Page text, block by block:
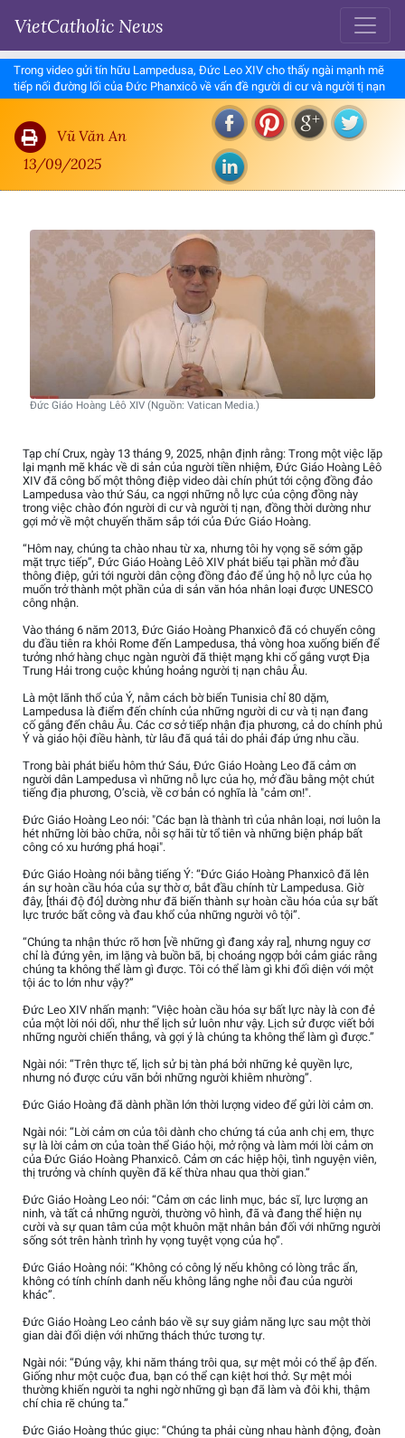
VietCatholic News
Trong video gửi tín hữu Lampedusa, Đức Leo XIV cho thấy ngài mạnh mẽ
tiếp nối đường lối của Đức Phanxicô về vấn đề người di cư và người tị nạn
Vũ Văn An
13/09/2025
Đức Giáo Hoàng Lêô XIV (Nguồn: Vatican Media.)
Tạp chí Crux, ngày 13 tháng 9, 2025, nhận định rằng: Trong một việc lặp
lại mạnh mẽ khác về di sản của người tiền nhiệm, Đức Giáo Hoàng Lêô
XIV đã công bố một thông điệp video dài chín phút tới cộng đồng đảo
Lampedusa vào thứ Sáu, ca ngợi những nỗ lực của cộng đồng này
trong việc chào đón người di cư và người tị nạn, đồng thời dường như
gợi mở về một chuyến thăm sắp tới của Đức Giáo Hoàng.
“Hôm nay, chúng ta chào nhau từ xa, nhưng tôi hy vọng sẽ sớm gặp
mặt trực tiếp”, Đức Giáo Hoàng Lêô XIV phát biểu tại phần mở đầu
thông điệp, gửi tới người dân cộng đồng đảo để ủng hộ nỗ lực của họ
muốn trở thành một phần của di sản văn hóa nhân loại được UNESCO
công nhận.
Vào tháng 6 năm 2013, Đức Giáo Hoàng Phanxicô đã có chuyến công
du đầu tiên ra khỏi Rome đến Lampedusa, thả vòng hoa xuống biển để
tưởng nhớ hàng chục ngàn người đã thiệt mạng khi cố gắng vượt Địa
Trung Hải trong cuộc khủng hoảng người tị nạn châu Âu.
Là một lãnh thổ của Ý, nằm cách bờ biển Tunisia chỉ 80 dặm,
Lampedusa là điểm đến chính của những người di cư và tị nạn đang
cố gắng đến châu Âu. Các cơ sở tiếp nhận địa phương, cả do chính phủ
Ý và giáo hội điều hành, từ lâu đã quá tải do phải đáp ứng nhu cầu.
Trong bài phát biểu hôm thứ Sáu, Đức Giáo Hoàng Leo đã cảm ơn
người dân Lampedusa vì những nỗ lực của họ, mở đầu bằng một chút
tiếng địa phương, O’scià, về cơ bản có nghĩa là "cảm ơn!".
Đức Giáo Hoàng Leo nói: "Các bạn là thành trì của nhân loại, nơi luôn la
hét những lời bào chữa, nỗi sợ hãi từ tổ tiên và những biện pháp bất
công có xu hướng phá hoại".
Đức Giáo Hoàng nói bằng tiếng Ý: “Đức Giáo Hoàng Phanxicô đã lên
án sự hoàn cầu hóa của sự thờ ơ, bắt đầu chính từ Lampedusa. Giờ
đây, [thái độ đó] dường như đã biến thành sự hoàn cầu hóa của sự bất
lực trước bất công và đau khổ của những người vô tội”.
“Chúng ta nhận thức rõ hơn [về những gì đang xảy ra], nhưng nguy cơ
chỉ là đứng yên, im lặng và buồn bã, bị choáng ngợp bởi cảm giác rằng
chúng ta không thể làm gì được. Tôi có thể làm gì khi đối diện với một
tội ác to lớn như vậy?”
Đức Leo XIV nhấn mạnh: “Việc hoàn cầu hóa sự bất lực này là con đẻ
của một lời nói dối, như thể lịch sử luôn như vậy. Lịch sử được viết bởi
những người chiến thắng, và gợi ý là chúng ta không thể làm gì được.”
Ngài nói: “Trên thực tế, lịch sử bị tàn phá bởi những kẻ quyền lực,
nhưng nó được cứu vãn bởi những người khiêm nhường”.
Đức Giáo Hoàng đã dành phần lớn thời lượng video để gửi lời cảm ơn.
Ngài nói: “Lời cảm ơn của tôi dành cho chứng tá của anh chị em, thực
sự là lời cảm ơn của toàn thể Giáo hội, mở rộng và làm mới lời cảm ơn
của Đức Giáo Hoàng Phanxicô. Cảm ơn các hiệp hội, tình nguyện viên,
thị trưởng và chính quyền đã kế thừa nhau qua thời gian.”
Đức Giáo Hoàng Leo nói: “Cảm ơn các linh mục, bác sĩ, lực lượng an
ninh, và tất cả những người, thường vô hình, đã và đang thể hiện nụ
cười và sự quan tâm của một khuôn mặt nhân bản đối với những người
sống sót trên hành trình hy vọng tuyệt vọng của họ”.
Đức Giáo Hoàng nói: “Không có công lý nếu không có lòng trắc ẩn,
không có tính chính danh nếu không lắng nghe nỗi đau của người
khác”.
Đức Giáo Hoàng Leo cảnh báo về sự suy giảm năng lực sau một thời
gian dài đối diện với những thách thức tương tự.
Ngài nói: “Đúng vậy, khi năm tháng trôi qua, sự mệt mỏi có thể ập đến.
Giống như một cuộc đua, bạn có thể cạn kiệt hơi thở. Sự mệt mỏi
thường khiến người ta nghi ngờ những gì bạn đã làm và đôi khi, thậm
chí chia rẽ chúng ta.”
Đức Giáo Hoàng thúc giục: “Chúng ta phải cùng nhau hành động, đoàn